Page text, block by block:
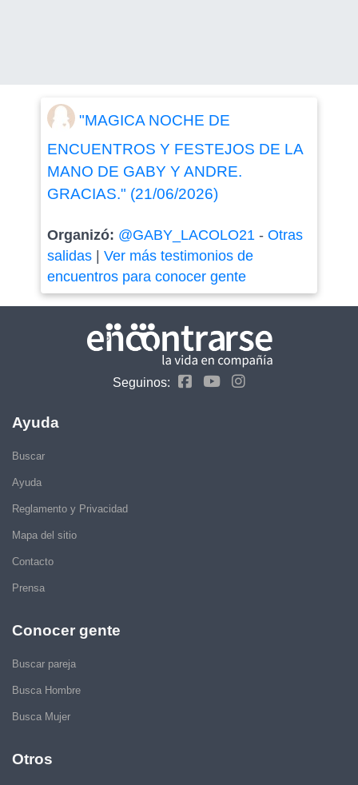
"MAGICA NOCHE DE
ENCUENTROS Y FESTEJOS DE LA
MANO DE GABY Y ANDRE.
GRACIAS." (21/06/2026)
Organizó: @GABY_LACOLO21- Otras
salidas| Ver más testimonios de
encuentros para conocer gente
Seguinos:
Ayuda
Buscar
Ayuda
Reglamento y Privacidad
Mapa del sitio
Contacto
Prensa
Conocer gente
Buscar pareja
Busca Hombre
Busca Mujer
Otros